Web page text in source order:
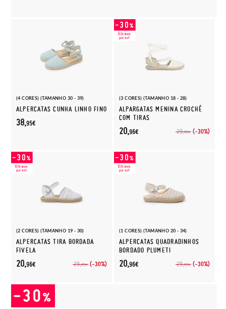
(4 CORES) (TAMANHO 30 - 39)
ALPERCATAS CUNHA LINHO FINO
38,95€
(3 CORES) (TAMANHO 18 - 28)
ALPARGATAS MENINA CROCHÉ
COM TIRAS
29,95€ (-30%)
20,96€
(2 CORES) (TAMANHO 19 - 30)
ALPERCATAS TIRA BORDADA
FIVELA
29,95€ (-30%)
20,96€
(1 CORES) (TAMANHO 20 - 34)
ALPERCATAS QUADRADINHOS
BORDADO PLUMETI
29,95€ (-30%)
20,96€